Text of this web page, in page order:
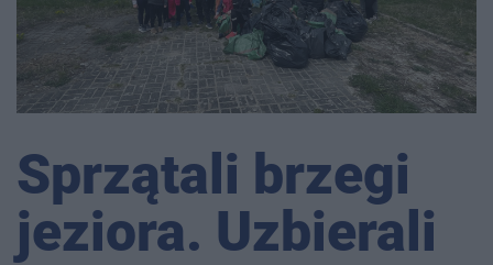
Sprzątali brzegi
jeziora. Uzbierali